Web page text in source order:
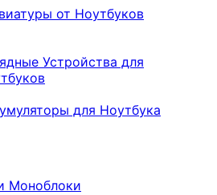
от Ноутбуков
Устройства для
для Ноутбука
Моноблоки